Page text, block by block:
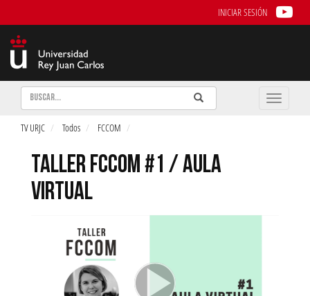
INICIAR SESIÓN
Buscar Enviar
Buscar
Toggle
TV URJC Todos FCCOM
TALLER FCCOM #1 / AULA
VIRTUAL